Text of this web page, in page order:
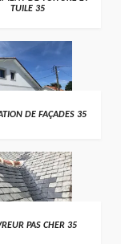
TUILE 35
DE FAÇADES 35
PAS CHER 35